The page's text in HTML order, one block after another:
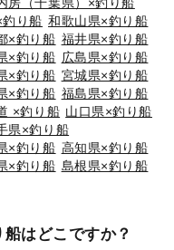
房（千葉県）×釣り船
り船 和歌山県×釣り船
×釣り船 福井県×釣り船
×釣り船 広島県×釣り船
×釣り船 宮城県×釣り船
×釣り船 福島県×釣り船
×釣り船 山口県×釣り船
県×釣り船
×釣り船 高知県×釣り船
×釣り船 島根県×釣り船
はどこですか？